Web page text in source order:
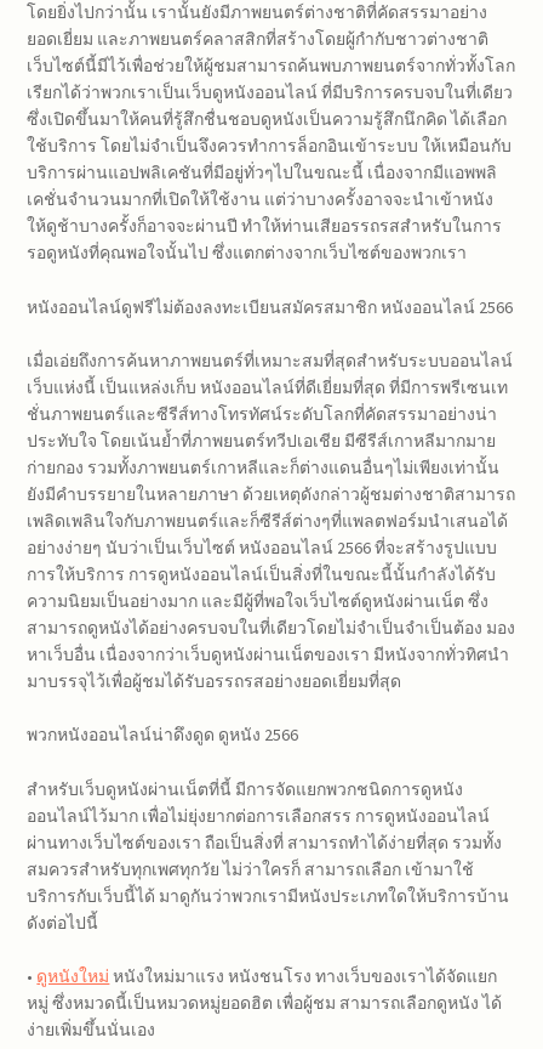
โดยยิ่งไปกว่านั้น เรานั้นยังมีภาพยนตร์ต่างชาติที่คัดสรรมาอย่าง
ยอดเยี่ยม และภาพยนตร์คลาสสิกที่สร้างโดยผู้กำกับชาวต่างชาติ
เว็บไซต์นี้มีไว้เพื่อช่วยให้ผู้ชมสามารถค้นพบภาพยนตร์จากทั่วทั้งโลก
เรียกได้ว่าพวกเราเป็นเว็บดูหนังออนไลน์ ที่มีบริการครบจบในที่เดียว
ซึ่งเปิดขึ้นมาให้คนที่รู้สึกชื่นชอบดูหนังเป็นความรู้สึกนึกคิด ได้เลือก
ใช้บริการ โดยไม่จำเป็นจึงควรทำการล็อกอินเข้าระบบ ให้เหมือนกับ
บริการผ่านแอปพลิเคชันที่มีอยู่ทั่วๆไปในขณะนี้ เนื่องจากมีแอพพลิ
เคชั่นจำนวนมากที่เปิดให้ใช้งาน แต่ว่าบางครั้งอาจจะนำเข้าหนัง
ให้ดูช้าบางครั้งก็อาจจะผ่านปี ทำให้ท่านเสียอรรถรสสำหรับในการ
รอดูหนังที่คุณพอใจนั้นไป ซึ่งแตกต่างจากเว็บไซต์ของพวกเรา
หนังออนไลน์ดูฟรีไม่ต้องลงทะเบียนสมัครสมาชิก หนังออนไลน์ 2566
เมื่อเอ่ยถึงการค้นหาภาพยนตร์ที่เหมาะสมที่สุดสำหรับระบบออนไลน์
เว็บแห่งนี้ เป็นแหล่งเก็บ หนังออนไลน์ที่ดีเยี่ยมที่สุด ที่มีการพรีเซนเท
ชั่นภาพยนตร์และซีรีส์ทางโทรทัศน์ระดับโลกที่คัดสรรมาอย่างน่า
ประทับใจ โดยเน้นย้ำที่ภาพยนตร์ทวีปเอเชีย มีซีรีส์เกาหลีมากมาย
ก่ายกอง รวมทั้งภาพยนตร์เกาหลีและก็ต่างแดนอื่นๆไม่เพียงเท่านั้น
ยังมีคำบรรยายในหลายภาษา ด้วยเหตุดังกล่าวผู้ชมต่างชาติสามารถ
เพลิดเพลินใจกับภาพยนตร์และก็ซีรีส์ต่างๆที่แพลตฟอร์มนำเสนอได้
อย่างง่ายๆ นับว่าเป็นเว็บไซต์ หนังออนไลน์ 2566 ที่จะสร้างรูปแบบ
การให้บริการ การดูหนังออนไลน์เป็นสิ่งที่ในขณะนี้นั้นกำลังได้รับ
ความนิยมเป็นอย่างมาก และมีผู้ที่พอใจเว็บไซต์ดูหนังผ่านเน็ต ซึ่ง
สามารถดูหนังได้อย่างครบจบในที่เดียวโดยไม่จำเป็นจำเป็นต้อง มอง
หาเว็บอื่น เนื่องจากว่าเว็บดูหนังผ่านเน็ตของเรา มีหนังจากทั่วทิศนำ
มาบรรจุไว้เพื่อผู้ชมได้รับอรรถรสอย่างยอดเยี่ยมที่สุด
พวกหนังออนไลน์น่าดึงดูด ดูหนัง 2566
สำหรับเว็บดูหนังผ่านเน็ตที่นี้ มีการจัดแยกพวกชนิดการดูหนัง
ออนไลน์ไว้มาก เพื่อไม่ยุ่งยากต่อการเลือกสรร การดูหนังออนไลน์
ผ่านทางเว็บไซต์ของเรา ถือเป็นสิ่งที่ สามารถทำได้ง่ายที่สุด รวมทั้ง
สมควรสำหรับทุกเพศทุกวัย ไม่ว่าใครก็ สามารถเลือก เข้ามาใช้
บริการกับเว็บนี้ได้ มาดูกันว่าพวกเรามีหนังประเภทใดให้บริการบ้าน
ดังต่อไปนี้
• ดูหนังใหม่ หนังใหม่มาแรง หนังชนโรง ทางเว็บของเราได้จัดแยก
หมู่ ซึ่งหมวดนี้เป็นหมวดหมู่ยอดฮิต เพื่อผู้ชม สามารถเลือกดูหนัง ได้
ง่ายเพิ่มขึ้นนั่นเอง